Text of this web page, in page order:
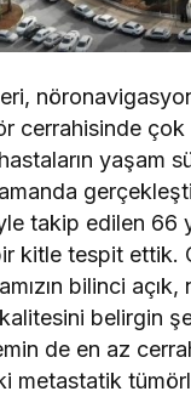
cerrahisinde
yaşam
takip edilen 66
kitle tespit ettik.
bilinci
belirgin
de en az
metastatik